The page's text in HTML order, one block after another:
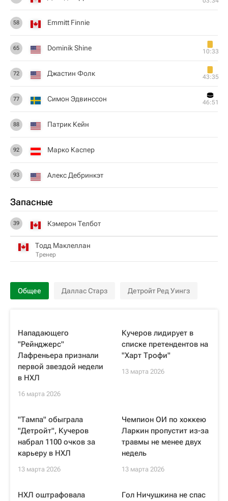
58 Emmitt Finnie
65 Dominik Shine 10:33
72 Джастин Фолк 43:35
77 Симон Эдвинссон 46:51
88 Патрик Кейн
92 Марко Каспер
93 Алекс Дебринкэт
Запасные
39 Кэмерон Телбот
Тодд Маклеллан
Тренер
Общее Даллас Старз Детройт Ред Уингз
Нападающего
"Рейнджерс"
Лафреньера признали
первой звездой недели
в НХЛ
16 марта 2026
Кучеров лидирует в
списке претендентов на
"Харт Трофи"
13 марта 2026
"Тампа" обыграла
"Детройт", Кучеров
набрал 1100 очков за
карьеру в НХЛ
13 марта 2026
Чемпион ОИ по хоккею
Ларкин пропустит из-за
травмы не менее двух
недель
13 марта 2026
НХЛ оштрафовала
Гол Ничушкина не спас